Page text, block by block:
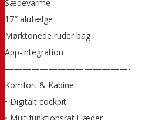
Sædevarme
17″ alufælge
Mørktonede ruder bag
App-integration
——————————————-
Komfort & Kabine
• Digitalt cockpit